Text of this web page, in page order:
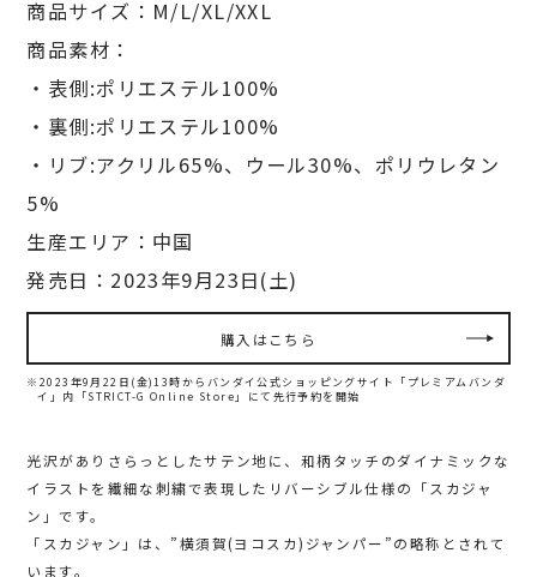
商品サイズ：M/L/XL/XXL
商品素材：
・表側:ポリエステル100%
・裏側:ポリエステル100%
・リブ:アクリル65%、ウール30%、ポリウレタン
5%
生産エリア：中国
発売日：2023年9月23日(土)
購入はこちら
※2023年9月22日(金)13時からバンダイ公式ショッピングサイト「プレミアムバンダ
イ」内
「STRICT-G Online Store」にて先行予約を開始
光沢がありさらっとしたサテン地に、和柄タッチのダイナミックな
イラストを繊細な刺繍で表現したリバーシブル仕様の「スカジャ
ン」です。
「スカジャン」は、”横須賀(ヨコスカ)ジャンパー”の略称とされて
います。